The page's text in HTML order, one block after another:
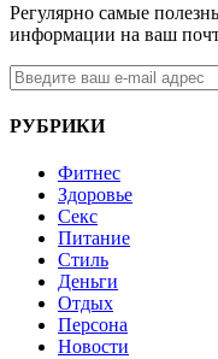
Регулярно самые
информации на ваш
РУБРИКИ
Фитнес
Здоровье
Секс
Питание
Стиль
Деньги
Отдых
Персона
Новости